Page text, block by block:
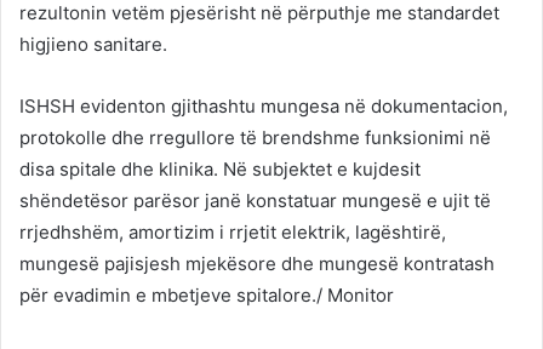
rezultonin vetëm pjesërisht në përputhje me standardet
higjieno sanitare.
ISHSH evidenton gjithashtu mungesa në dokumentacion,
protokolle dhe rregullore të brendshme funksionimi në
disa spitale dhe klinika. Në subjektet e kujdesit
shëndetësor parësor janë konstatuar mungesë e ujit të
rrjedhshëm, amortizim i rrjetit elektrik, lagështirë,
mungesë pajisjesh mjekësore dhe mungesë kontratash
për evadimin e mbetjeve spitalore./ Monitor